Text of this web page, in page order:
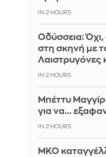
IN 2 HOURS
Οδύσσεια: Όχι,
στη σκηνή με
Λαιστρυγόνες
IN 2 HOURS
Μπέττυ
για να...
IN 2 HOURS
ΜΚΟ